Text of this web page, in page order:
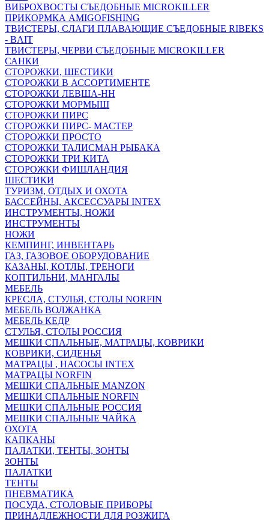
ВИБРОХВОСТЫ СЪЕДОБНЫЕ MICROKILLER
ПРИКОРМКА AMIGOFISHING
ТВИСТЕРЫ, СЛАГИ ПЛАВАЮЩИЕ СЪЕДОБНЫЕ RIBEKS
- BAIT
ТВИСТЕРЫ, ЧЕРВИ СЪЕДОБНЫЕ MICROKILLER
САНКИ
СТОРОЖКИ, ШЕСТИКИ
СТОРОЖКИ В АССОРТИМЕНТЕ
СТОРОЖКИ ЛЕВША-НН
СТОРОЖКИ МОРМЫШ
СТОРОЖКИ ПИРС
СТОРОЖКИ ПИРС- МАСТЕР
СТОРОЖКИ ПРОСТО
СТОРОЖКИ ТАЛИСМАН РЫБАКА
СТОРОЖКИ ТРИ КИТА
СТОРОЖКИ ФИШЛАНДИЯ
ШЕСТИКИ
ТУРИЗМ, ОТДЫХ И ОХОТА
БАССЕЙНЫ, АКСЕССУАРЫ INTEX
ИНСТРУМЕНТЫ, НОЖИ
ИНСТРУМЕНТЫ
НОЖИ
КЕМПИНГ, ИНВЕНТАРЬ
ГАЗ, ГАЗОВОЕ ОБОРУДОВАНИЕ
КАЗАНЫ, КОТЛЫ, ТРЕНОГИ
КОПТИЛЬНИ, МАНГАЛЫ
МЕБЕЛЬ
КРЕСЛА, СТУЛЬЯ, СТОЛЫ NORFIN
МЕБЕЛЬ ВОЛЖАНКА
МЕБЕЛЬ КЕДР
СТУЛЬЯ, СТОЛЫ РОССИЯ
МЕШКИ СПАЛЬНЫЕ, МАТРАЦЫ, КОВРИКИ
КОВРИКИ, СИДЕНЬЯ
МАТРАЦЫ , НАСОСЫ INTEX
МАТРАЦЫ NORFIN
МЕШКИ СПАЛЬНЫЕ MANZON
МЕШКИ СПАЛЬНЫЕ NORFIN
МЕШКИ СПАЛЬНЫЕ РОССИЯ
МЕШКИ СПАЛЬНЫЕ ЧАЙКА
ОХОТА
КАПКАНЫ
ПАЛАТКИ, ТЕНТЫ, ЗОНТЫ
ЗОНТЫ
ПАЛАТКИ
ТЕНТЫ
ПНЕВМАТИКА
ПОСУДА, СТОЛОВЫЕ ПРИБОРЫ
ПРИНАДЛЕЖНОСТИ ДЛЯ РОЗЖИГА